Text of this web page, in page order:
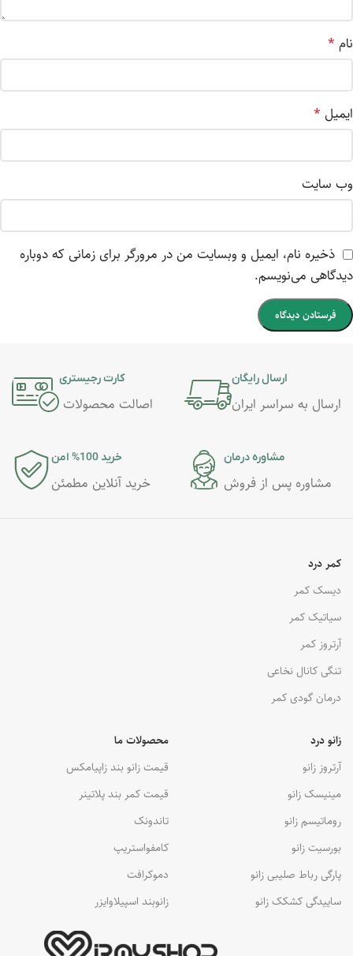
نام *
ایمیل *
وب‌ سایت
ذخیره نام، ایمیل و وبسایت من در مرورگر برای زمانی که دوباره
دیدگاهی می‌نویسم.
ارسال رایگان
ارسال به سراسر ایران
کارت رجیستری
اصالت محصولات
مشاوره درمان
مشاوره پس از فروش
خرید 100% امن
خرید آنلاین مطمئن
محصولات ما
قیمت زانو بند زاپیامکس
قیمت کمر بند پلاتینر
تاندونک
کامفواستریپ
دموکرافت
زانوبند اسپیلاوایزر
زانو درد
آرتروز زانو
مینیسک زانو
روماتیسم زانو
بورسیت زانو
پارگی رباط صلیبی زانو
ساییدگی کشکک زانو
کمر درد
دیسک کمر
سیاتیک کمر
آرتروز کمر
تنگی کانال نخاعی
درمان گودی کمر